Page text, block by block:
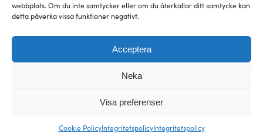
webbplats. Om du inte samtycker eller om du återkallar ditt samtycke kan
detta påverka vissa funktioner negativt.
Acceptera
Neka
Visa preferenser
Cookie PolicyIntegritetspolicyIntegritetspolicy
On Board Brown, halvcirkel, 70 x 50
Fish, rektangel, 70 x 50 cm